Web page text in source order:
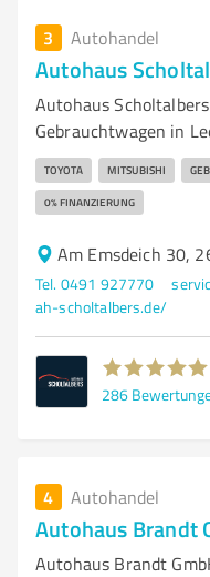
3 Autohandel
Autohaus
Autohaus
Gebrauchtwagen in
TOYOTA MITSUBISHI
0% FINANZIERUNG
Am Emsdeich 30,
Tel. 0491 927770
ah-scholtalbers.de/
286
4 Autohandel
Autohaus Brandt
Autohaus Brandt